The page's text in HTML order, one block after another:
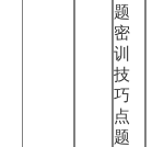
题
密
训
技
巧
点
题